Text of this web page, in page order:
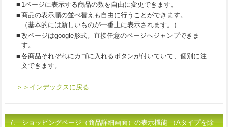
■ 1ページに表示する商品の数を自由に変更できます。
■ 商品の表示順の並べ替えも自由に行うことができます。
（基本的には新しいものが一番上に表示されます。）
■ 改ページはgoogle形式。直接任意のページへジャンプできま
す。
■ 各商品それぞれにカゴに入れるボタンが付いていて、個別に注
文できます。
＞＞インデックスに戻る
7. ショッピングページ （商品詳細画面） の表示機能 （Aタイプを除